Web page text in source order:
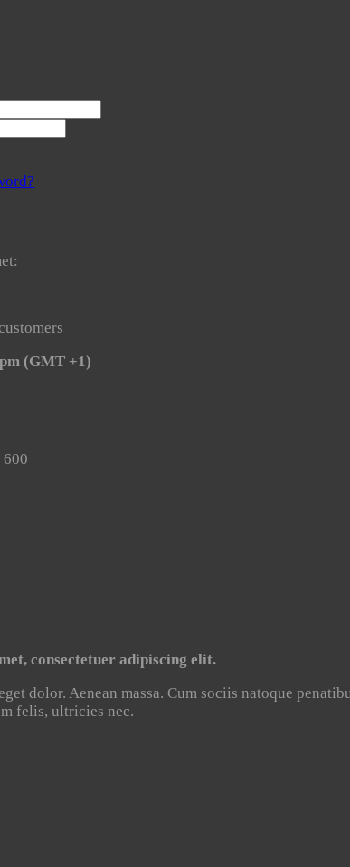
(GMT +1)
600
consectetuer adipiscing elit.
dolor. Aenean massa. Cum sociis natoque
felis, ultricies nec.